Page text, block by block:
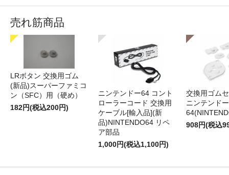
売れ筋商品
LRボタン 交換用ゴム
(新品)スーパーファミコ
ン（SFC）用（硬め）
182円(税込200円)
ニンテンドー64 コント
ローラーコード 交換用
ケーブル[輸入品](新
品)NINTENDO64 リペ
ア部品
1,000円(税込1,100円)
交換用ゴム
ニンテンドー
908円(税込